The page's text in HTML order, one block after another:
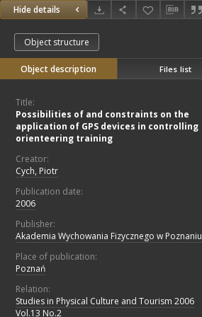
Hide details
Object structure
Object description Files list
Title:
Possibilities of and constraints on the
application of GPS devices in controlling
orienteering training
Creator:
Cych, Piotr
Publication date:
2006
Publisher:
Akademia Wychowania Fizycznego w Poznaniu
Place of publication:
Poznań
Relation:
Studies in Physical Culture and Tourism 2006
Vol.13 No.2